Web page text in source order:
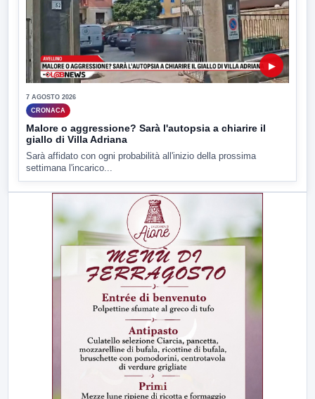
▶
7 AGOSTO 2026
CRONACA
Malore o aggressione? Sarà l'autopsia a chiarire il
giallo di Villa Adriana
Sarà affidato con ogni probabilità all'inizio della prossima
settimana l'incarico...